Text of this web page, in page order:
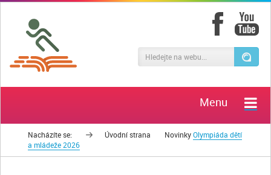
Menu
Nacházíte se: Úvodní strana NovinkyOlympiáda dětí
a mládeže 2026